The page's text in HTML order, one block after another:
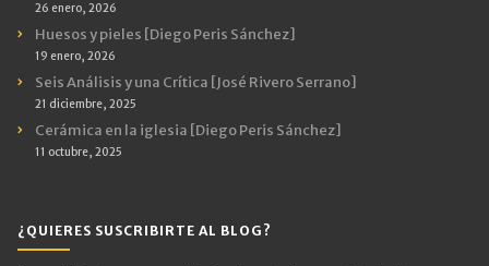
26 enero, 2026
Huesos y pieles [Diego Peris Sánchez]
19 enero, 2026
Seis Análisis y una Crítica [José Rivero Serrano]
21 diciembre, 2025
Cerámica en la iglesia [Diego Peris Sánchez]
11 octubre, 2025
¿QUIERES SUSCRIBIRTE AL BLOG?